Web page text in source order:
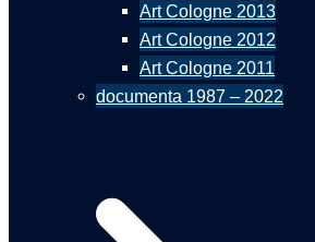
Art Cologne 2013
Art Cologne 2012
Art Cologne 2011
documenta 1987 – 2022